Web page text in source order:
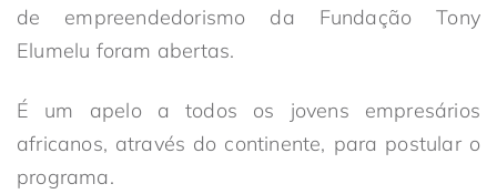
de empreendedorismo da Fundação Tony
Elumelu foram abertas.
É um apelo a todos os jovens empresários
africanos, através do continente, para postular o
programa.